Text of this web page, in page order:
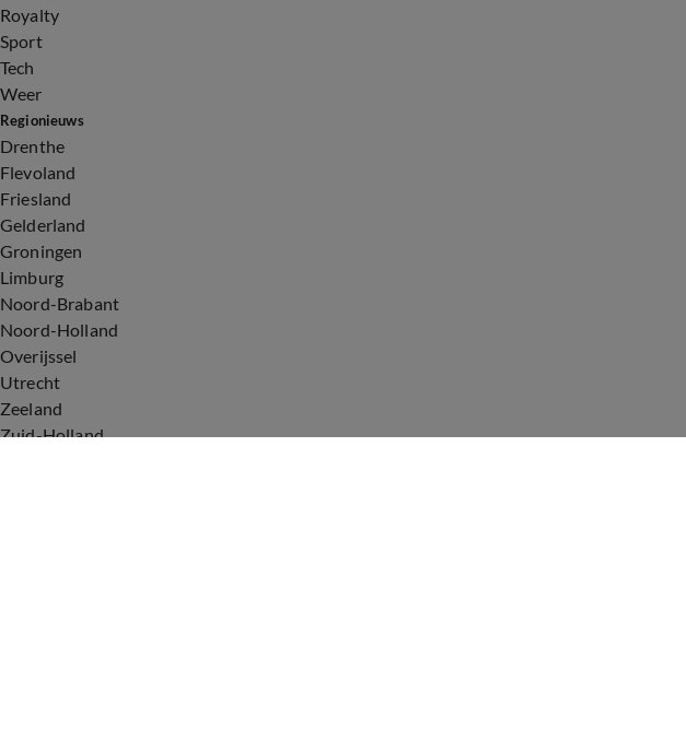
Royalty
Sport
Tech
Weer
Regionieuws
Drenthe
Flevoland
Friesland
Gelderland
Groningen
Limburg
Noord-Brabant
Noord-Holland
Overijssel
Utrecht
Zeeland
Zuid-Holland